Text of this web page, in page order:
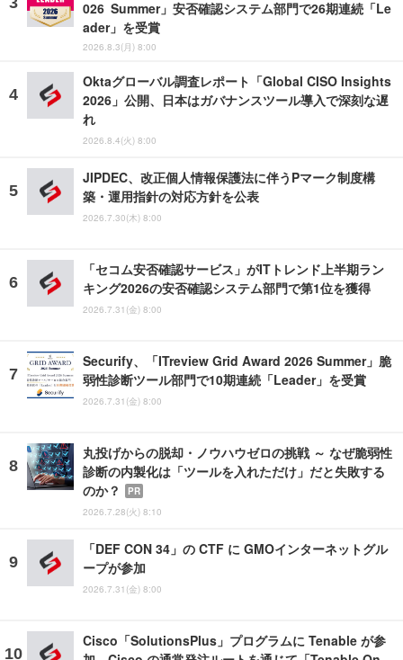
026 Summer」安否確認システム部門で26期連続「Le
ader」を受賞
2026.8.3(月) 8:00
Oktaグローバル調査レポート「Global CISO Insights
2026」公開、日本はガバナンスツール導入で深刻な遅
れ
2026.8.4(火) 8:00
JIPDEC、改正個人情報保護法に伴うPマーク制度構
築・運用指針の対応方針を公表
2026.7.30(木) 8:00
「セコム安否確認サービス」がITトレンド上半期ラン
キング2026の安否確認システム部門で第1位を獲得
2026.7.31(金) 8:00
Securify、「ITreview Grid Award 2026 Summer」脆
弱性診断ツール部門で10期連続「Leader」を受賞
2026.7.31(金) 8:00
丸投げからの脱却・ノウハウゼロの挑戦 ～ なぜ脆弱性
診断の内製化は「ツールを入れただけ」だと失敗する
のか？
PR
2026.7.28(火) 8:10
「DEF CON 34」の CTF に GMOインターネットグル
ープが参加
2026.7.31(金) 8:00
Cisco「SolutionsPlus」プログラムに Tenable が参